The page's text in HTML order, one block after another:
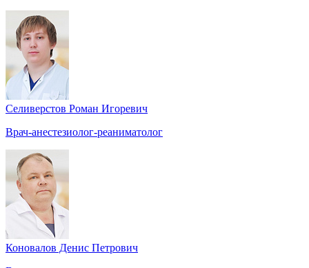
Селиверстов Роман Игоревич
Врач-анестезиолог-реаниматолог
Коновалов Денис Петрович